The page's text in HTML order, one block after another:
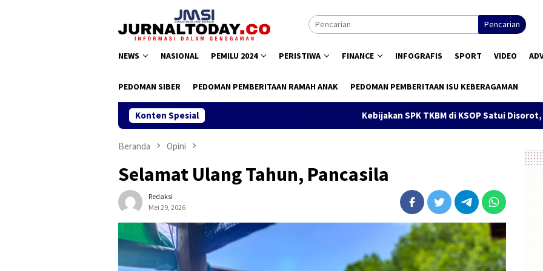
Pencarian
NEWS NASIONAL PEMILU 2024 PERISTIWA FINANCE INFOGRAFIS SPORT VIDEO
PEDOMAN SIBER PEDOMAN PEMBERITAAN RAMAH ANAK PEDOMAN PEMBERITAAN ISU KEBERAGAMAN
Konten Spesial Kebijakan SPK TKBM di KSOP Satui Disorot, Pengguna Jasa
Beranda Opini
Selamat Ulang Tahun, Pancasila
Redaksi
Mei 29, 2026